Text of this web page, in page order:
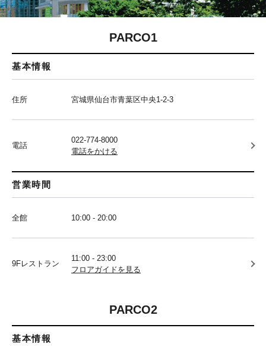
PARCO1
基本情報
住所 宮城県仙台市青葉区中央1-2-3
電話
022-774-8000
電話をかける
営業時間
全館 10:00 - 20:00
9Fレストラン
11:00 - 23:00
フロアガイドを見る
PARCO2
基本情報